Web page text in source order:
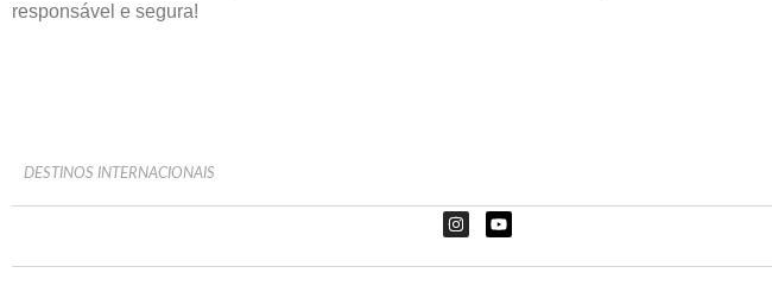
responsável e segura!
DESTINOS INTERNACIONAIS